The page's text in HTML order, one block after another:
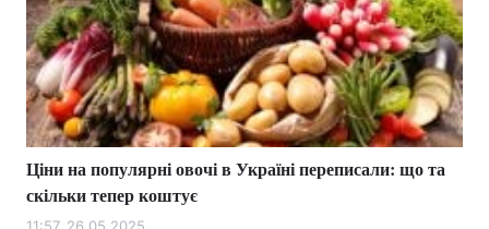
Ціни на популярні овочі в Україні переписали: що та
скільки тепер коштує